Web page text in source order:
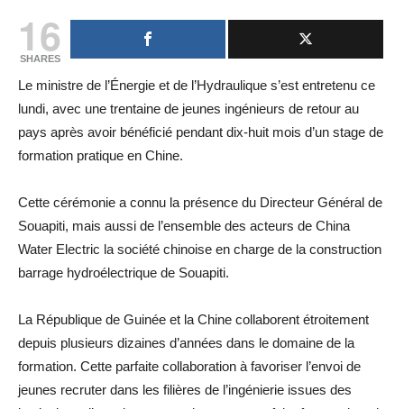
16
SHARES
Le ministre de l’Énergie et de l’Hydraulique s’est entretenu ce
lundi, avec une trentaine de jeunes ingénieurs de retour au
pays après avoir bénéficié pendant dix-huit mois d’un stage de
formation pratique en Chine.
Cette cérémonie a connu la présence du Directeur Général de
Souapiti, mais aussi de l’ensemble des acteurs de China
Water Electric la société chinoise en charge de la construction
barrage hydroélectrique de Souapiti.
La République de Guinée et la Chine collaborent étroitement
depuis plusieurs dizaines d’années dans le domaine de la
formation. Cette parfaite collaboration à favoriser l’envoi de
jeunes recruter dans les filières de l’ingénierie issues des